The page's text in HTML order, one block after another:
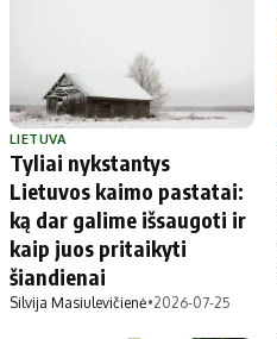
LIETUVA
Tyliai nykstantys
Lietuvos kaimo pastatai:
ką dar galime išsaugoti ir
kaip juos pritaikyti
šiandienai
Silvija Masiulevičienė•2026-07-25